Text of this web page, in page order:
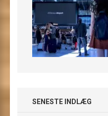
SENESTE INDLÆG